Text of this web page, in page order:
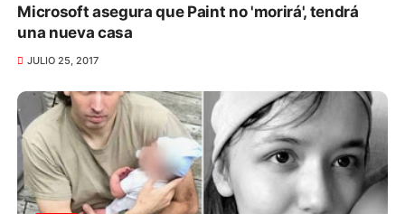
Microsoft asegura que Paint no 'morirá', tendrá
una nueva casa
JULIO 25, 2017